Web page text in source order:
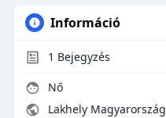
Információ
1 Bejegyzés
Nő
Lakhely Magyarország